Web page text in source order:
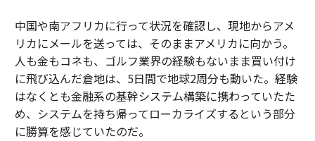
中国や南アフリカに行って状況を確認し、現地からアメ
リカにメールを送っては、そのままアメリカに向かう。
人も金もコネも、ゴルフ業界の経験もないまま買い付け
に飛び込んだ倉地は、5日間で地球2周分も動いた。経験
はなくとも金融系の基幹システム構築に携わっていたた
め、システムを持ち帰ってローカライズするという部分
に勝算を感じていたのだ。